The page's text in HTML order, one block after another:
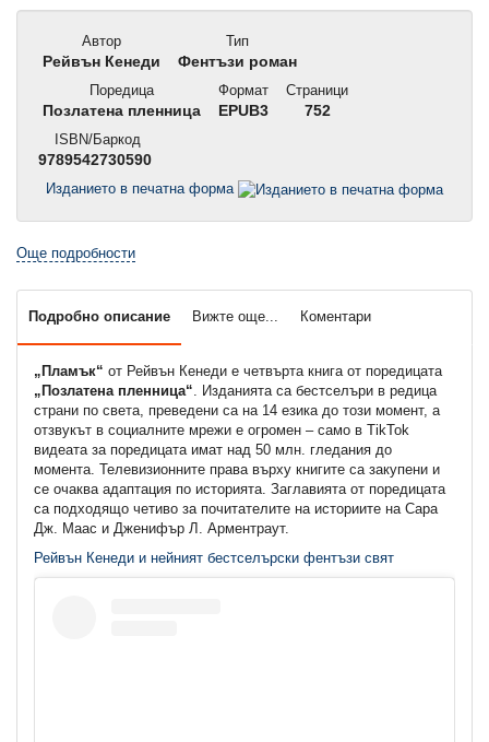
Автор
Рейвън Кенеди
Тип
Фентъзи роман
Поредица
Позлатена пленница
Формат
EPUB3
Страници
752
ISBN/Баркод
9789542730590
Изданието в печатна форма
Още подробности
Подробно описание Вижте още... Коментари
„Пламък“ от Рейвън Кенеди е четвърта книга от поредицата
„Позлатена пленница“ . Изданията са бестселъри в редица
страни по света, преведени са на 14 езика до този момент, а
отзвукът в социалните мрежи е огромен – само в TikTok
видеата за поредицата имат над 50 млн. гледания до
момента. Телевизионните права върху книгите са закупени и
се очаква адаптация по историята. Заглавията от поредицата
са подходящо четиво за почитателите на историите на Сара
Дж. Маас и Дженифър Л. Арментраут.
Рейвън Кенеди и нейният бестселърски фентъзи свят